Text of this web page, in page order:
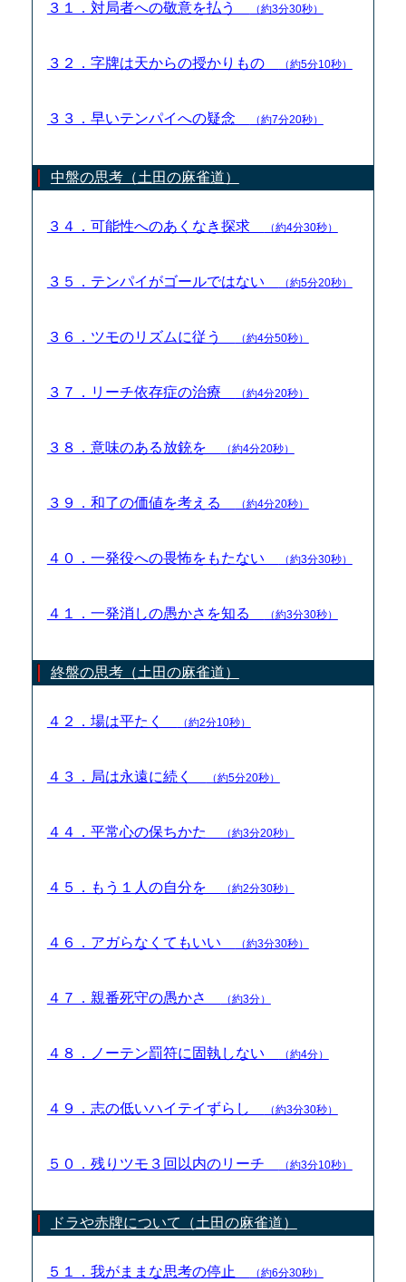
３１．対局者への敬意を払う （約3分30秒）
３２．字牌は天からの授かりもの （約5分10秒）
３３．早いテンパイへの疑念 （約7分20秒）
中盤の思考（土田の麻雀道）
３４．可能性へのあくなき探求 （約4分30秒）
３５．テンパイがゴールではない （約5分20秒）
３６．ツモのリズムに従う （約4分50秒）
３７．リーチ依存症の治療 （約4分20秒）
３８．意味のある放銃を （約4分20秒）
３９．和了の価値を考える （約4分20秒）
４０．一発役への畏怖をもたない （約3分30秒）
４１．一発消しの愚かさを知る （約3分30秒）
終盤の思考（土田の麻雀道）
４２．場は平たく （約2分10秒）
４３．局は永遠に続く （約5分20秒）
４４．平常心の保ちかた （約3分20秒）
４５．もう１人の自分を （約2分30秒）
４６．アガらなくてもいい （約3分30秒）
４７．親番死守の愚かさ （約3分）
４８．ノーテン罰符に固執しない （約4分）
４９．志の低いハイテイずらし （約3分30秒）
５０．残りツモ３回以内のリーチ （約3分10秒）
ドラや赤牌について（土田の麻雀道）
５１．我がままな思考の停止 （約6分30秒）